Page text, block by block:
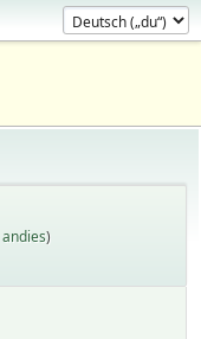
andies)